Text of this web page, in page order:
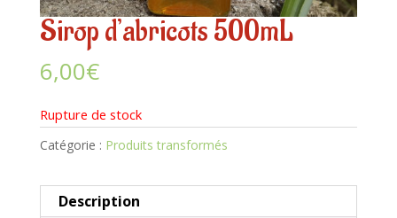
Sirop d’abricots 500mL
6,00€
Rupture de stock
Catégorie : Produits transformés
Description